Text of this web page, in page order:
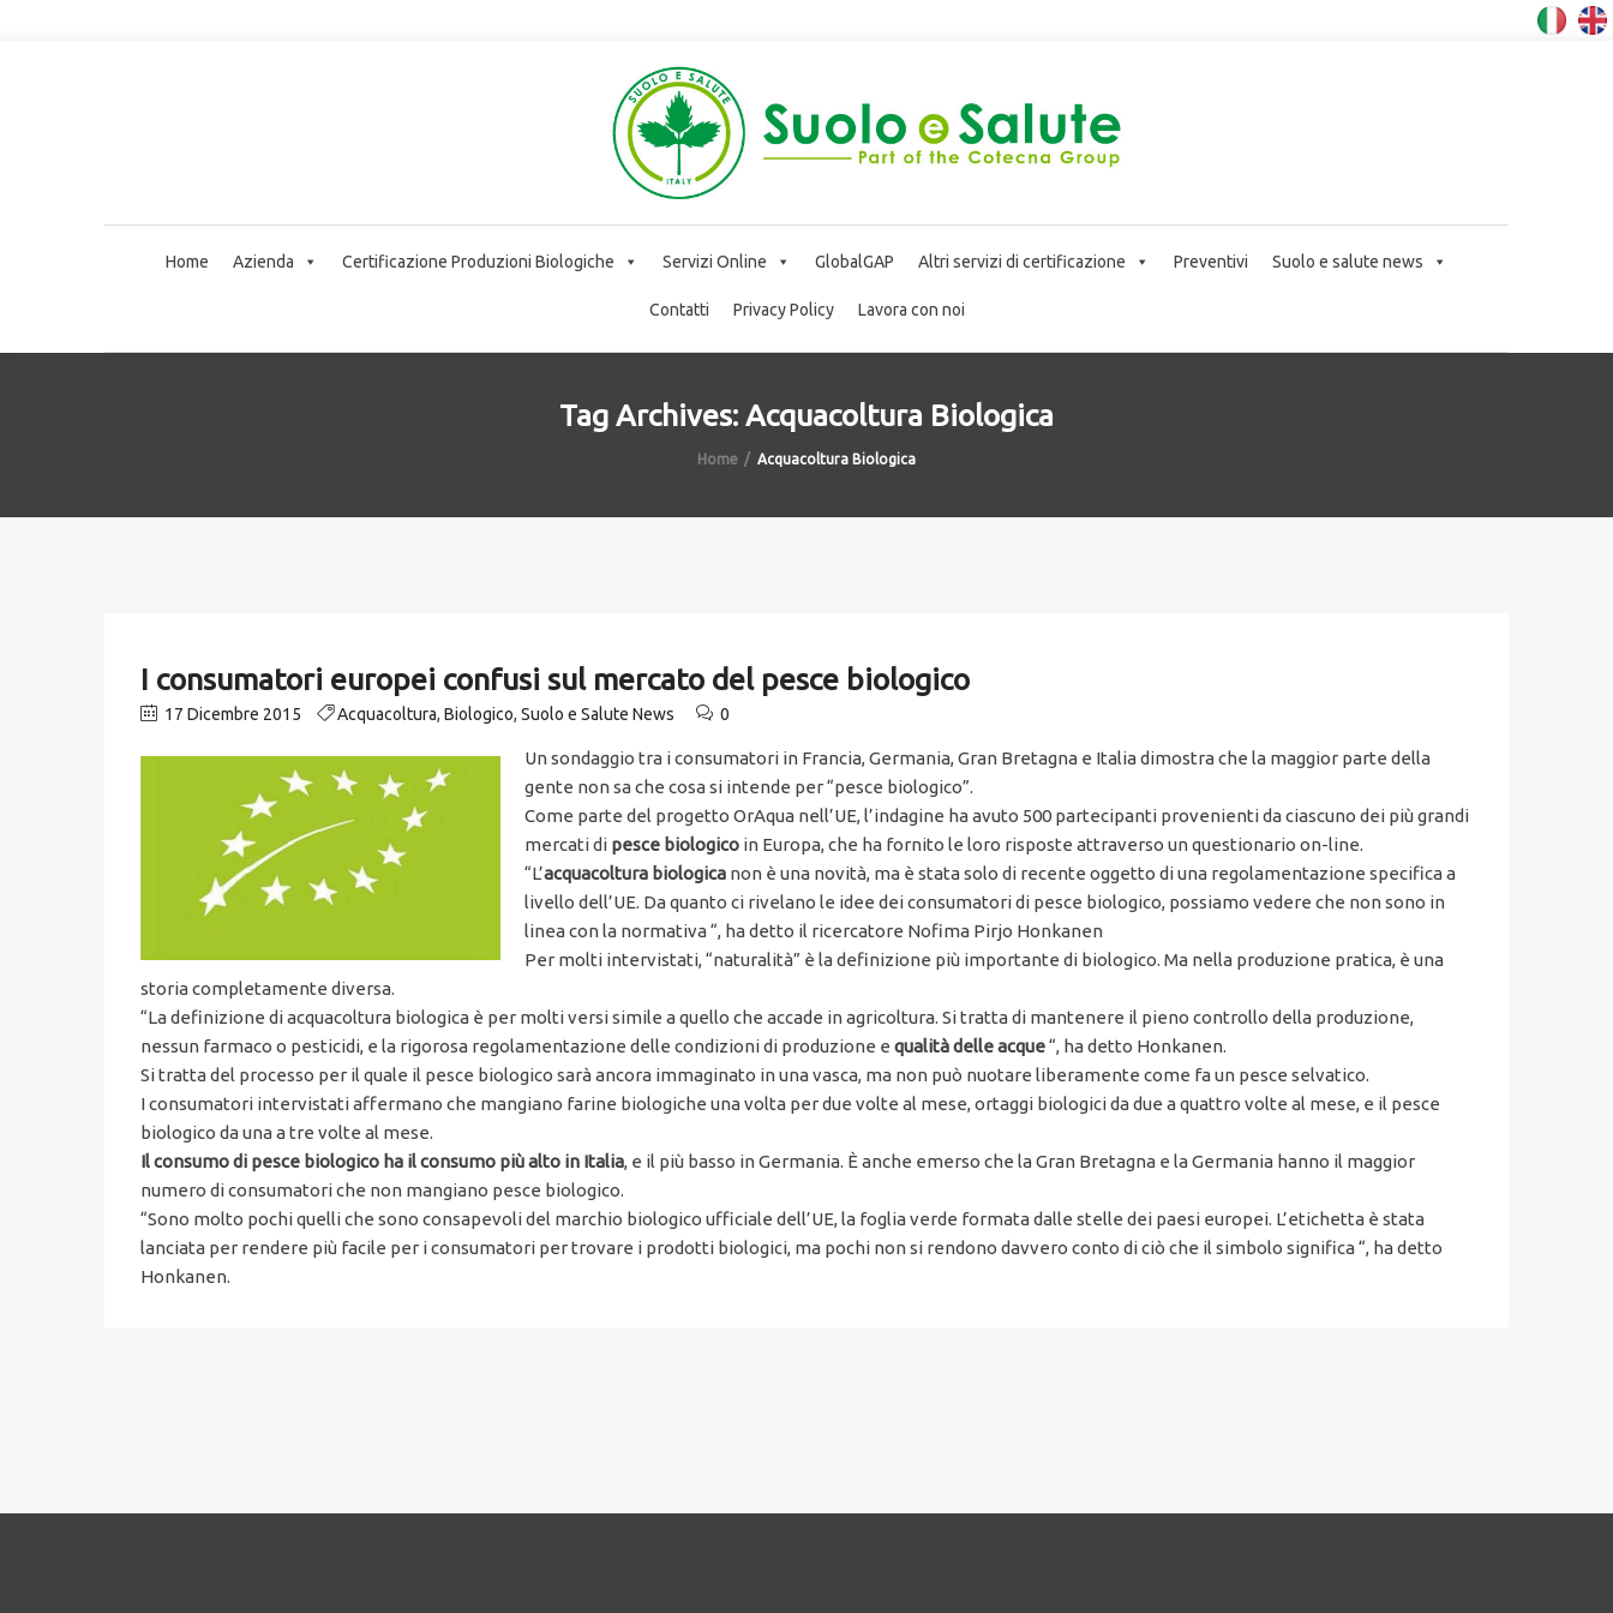
Home Azienda Certificazione Produzioni Biologiche Servizi Online GlobalGAP Altri servizi di certificazione Preventivi Suolo e salute news
Contatti Privacy Policy Lavora con noi
Tag Archives: Acquacoltura Biologica
Home Acquacoltura Biologica
I consumatori europei confusi sul mercato del pesce biologico
17 Dicembre 2015 Acquacoltura, Biologico, Suolo e Salute News 0
Un sondaggio tra i consumatori in Francia, Germania, Gran Bretagna e Italia dimostra che la maggior parte della
gente non sa che cosa si intende per “pesce biologico”.
Come parte del progetto OrAqua nell’UE, l’indagine ha avuto 500 partecipanti provenienti da ciascuno dei più grandi
mercati di pesce biologico in Europa, che ha fornito le loro risposte attraverso un questionario on-line.
“L’acquacoltura biologica non è una novità, ma è stata solo di recente oggetto di una regolamentazione specifica a
livello dell’UE. Da quanto ci rivelano le idee dei consumatori di pesce biologico, possiamo vedere che non sono in
linea con la normativa “, ha detto il ricercatore Nofima Pirjo Honkanen
Per molti intervistati, “naturalità” è la definizione più importante di biologico. Ma nella produzione pratica, è una
storia completamente diversa.
“La definizione di acquacoltura biologica è per molti versi simile a quello che accade in agricoltura. Si tratta di mantenere il pieno controllo della produzione,
nessun farmaco o pesticidi, e la rigorosa regolamentazione delle condizioni di produzione e qualità delle acque“, ha detto Honkanen.
Si tratta del processo per il quale il pesce biologico sarà ancora immaginato in una vasca, ma non può nuotare liberamente come fa un pesce selvatico.
I consumatori intervistati affermano che mangiano farine biologiche una volta per due volte al mese, ortaggi biologici da due a quattro volte al mese, e il pesce
biologico da una a tre volte al mese.
Il consumo di pesce biologico ha il consumo più alto in Italia, e il più basso in Germania. È anche emerso che la Gran Bretagna e la Germania hanno il maggior
numero di consumatori che non mangiano pesce biologico.
“Sono molto pochi quelli che sono consapevoli del marchio biologico ufficiale dell’UE, la foglia verde formata dalle stelle dei paesi europei. L’etichetta è stata
lanciata per rendere più facile per i consumatori per trovare i prodotti biologici, ma pochi non si rendono davvero conto di ciò che il simbolo significa “, ha detto
Honkanen.